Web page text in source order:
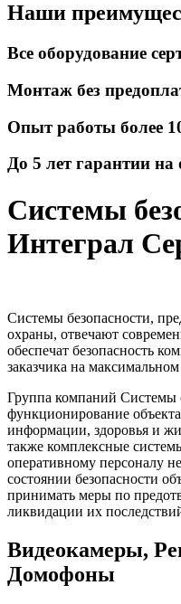
Наши
Все оборудование
Монтаж без
Опыт работы более
До 5 лет гарантии на
Системы
Интеграл
Системы безопасности,
охраны, отвечают
обеспечат безопасность
заказчика на
Группа компаний Системы
функционирование
информации, здоровья и
также комплексные
оперативному персоналу
состоянии безопасности
принимать меры по
ликвидации их
Видеокамеры,
Домофоны